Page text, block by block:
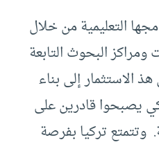
التعليمية من خلال
البحوث التابعة
الاستثمار إلى بناء
كي يصبحوا قادرين على
وتتمتع تركيا بفرصة